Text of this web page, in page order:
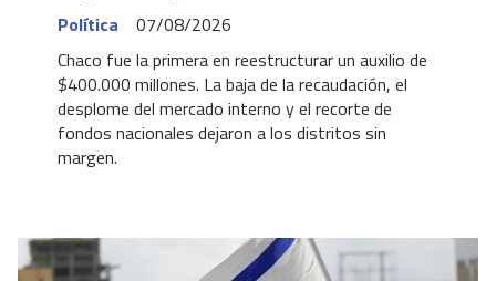
Política
07/08/2026
Chaco fue la primera en reestructurar un auxilio de
$400.000 millones. La baja de la recaudación, el
desplome del mercado interno y el recorte de
fondos nacionales dejaron a los distritos sin
margen.